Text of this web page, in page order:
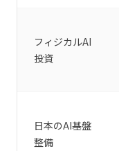
フィジカルAI
投資
日本のAI基盤
整備